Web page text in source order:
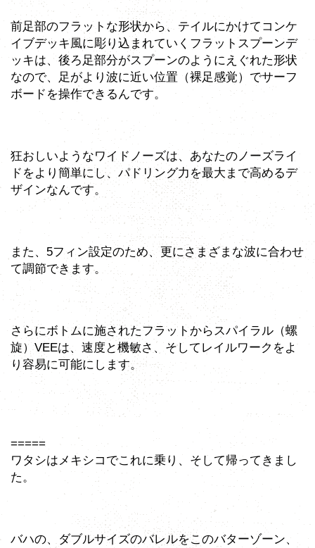
前足部のフラットな形状から、テイルにかけてコンケ
イブデッキ風に彫り込まれていくフラットスプーンデ
ッキは、後ろ足部分がスプーンのようにえぐれた形状
なので、足がより波に近い位置（裸足感覚）でサーフ
ボードを操作できるんです。
狂おしいようなワイドノーズは、あなたのノーズライ
ドをより簡単にし、パドリング力を最大まで高めるデ
ザインなんです。
また、5フィン設定のため、更にさまざまな波に合わせ
て調節できます。
さらにボトムに施されたフラットからスパイラル（螺
旋）VEEは、速度と機敏さ、そしてレイルワークをよ
り容易に可能にします。
=====
ワタシはメキシコでこれに乗り、そして帰ってきまし
た。
バハの、ダブルサイズのバレルをこのバターゾーン、